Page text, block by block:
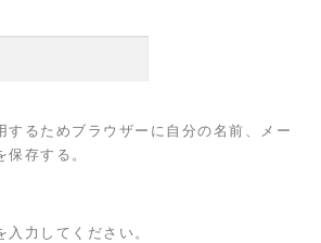
するためブラウザーに自分の名前、メー
存する。
力してください。